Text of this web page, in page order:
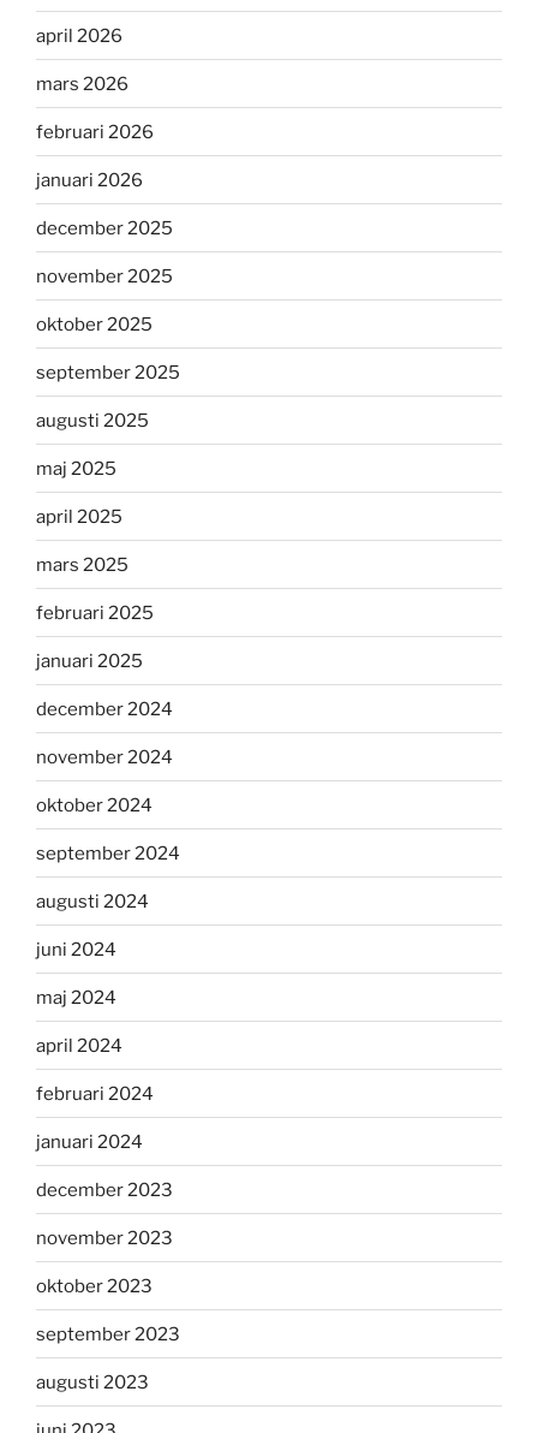
april 2026
mars 2026
februari 2026
januari 2026
december 2025
november 2025
oktober 2025
september 2025
augusti 2025
maj 2025
april 2025
mars 2025
februari 2025
januari 2025
december 2024
november 2024
oktober 2024
september 2024
augusti 2024
juni 2024
maj 2024
april 2024
februari 2024
januari 2024
december 2023
november 2023
oktober 2023
september 2023
augusti 2023